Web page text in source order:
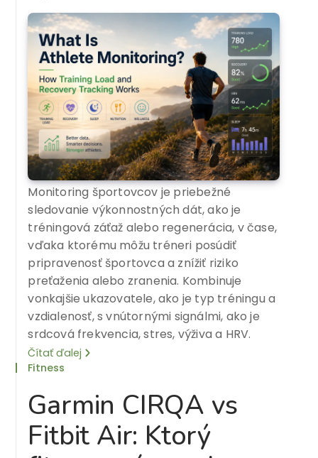
Monitoring športovcov je priebežné
sledovanie výkonnostných dát, ako je
tréningová záťaž alebo regenerácia, v čase,
vďaka ktorému môžu tréneri posúdiť
pripravenosť športovca a znížiť riziko
preťaženia alebo zranenia. Kombinuje
vonkajšie ukazovatele, ako je typ tréningu a
vzdialenosť, s vnútornými signálmi, ako je
srdcová frekvencia, stres, výživa a HRV.
Čítať ďalej
Fitness
Garmin CIRQA vs
Fitbit Air: Ktorý